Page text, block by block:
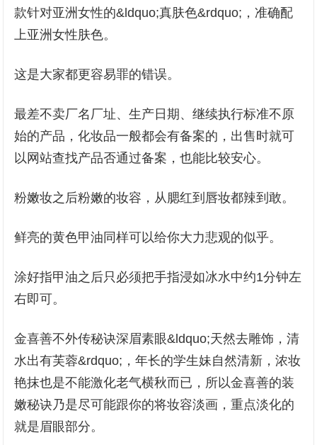
款针对亚洲女性的&ldquo;真肤色&rdquo;，准确配
上亚洲女性肤色。
这是大家都更容易罪的错误。
最差不卖厂名厂址、生产日期、继续执行标准不原
始的产品，化妆品一般都会有备案的，出售时就可
以网站查找产品否通过备案，也能比较安心。
粉嫩妆之后粉嫩的妆容，从腮红到唇妆都辣到敢。
鲜亮的黄色甲油同样可以给你大力悲观的似乎。
涂好指甲油之后只必须把手指浸如冰水中约1分钟左
右即可。
金喜善不外传秘诀深眉素眼&ldquo;天然去雕饰，清
水出有芙蓉&rdquo;，年长的学生妹自然清新，浓妆
艳抹也是不能激化老气横秋而已，所以金喜善的装
嫩秘诀乃是尽可能跟你的将妆容淡画，重点淡化的
就是眉眼部分。